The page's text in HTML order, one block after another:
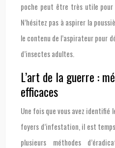
poche peut être très utile pour
N’hésitez pas à aspirer la
le contenu de l’aspirateur pour
d’insectes adultes.
L’art de la guerre :
efficaces
Une fois que vous avez identifié
foyers d’infestation, il est
plusieurs méthodes